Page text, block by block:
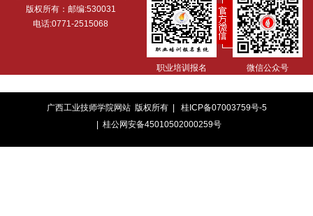
微信公众号
职业培训报名
版权所有：邮编:530031
电话:0771-2515068
广西工业技师学院网站 版权所有 | 桂ICP备07003759号-5
| 桂公网安备45010502000259号